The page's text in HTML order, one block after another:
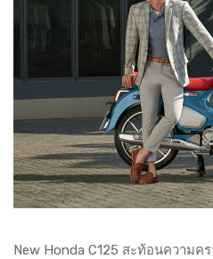
New Honda C125 สะท้อนความ